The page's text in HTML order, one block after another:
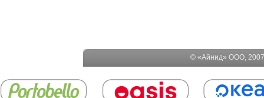
© «Айнид» ООО,